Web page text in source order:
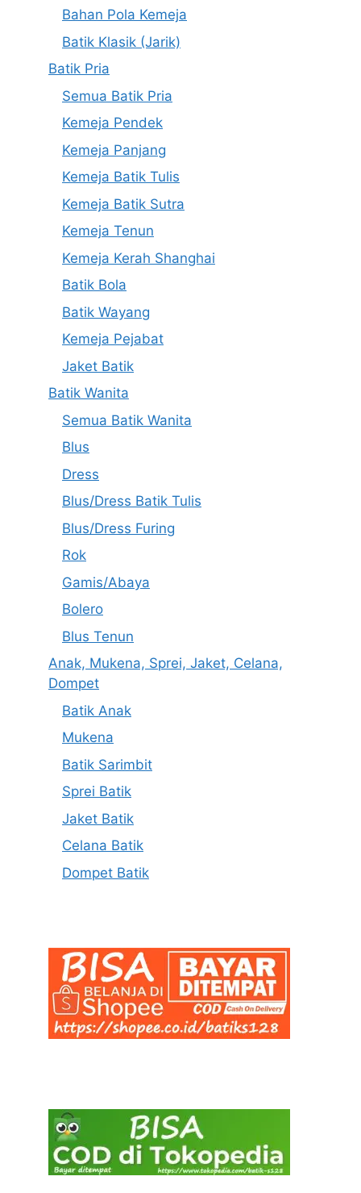
Bahan Pola Kemeja
Batik Klasik (Jarik)
Batik Pria
Semua Batik Pria
Kemeja Pendek
Kemeja Panjang
Kemeja Batik Tulis
Kemeja Batik Sutra
Kemeja Tenun
Kemeja Kerah Shanghai
Batik Bola
Batik Wayang
Kemeja Pejabat
Jaket Batik
Batik Wanita
Semua Batik Wanita
Blus
Dress
Blus/Dress Batik Tulis
Blus/Dress Furing
Rok
Gamis/Abaya
Bolero
Blus Tenun
Anak, Mukena, Sprei, Jaket, Celana,
Dompet
Batik Anak
Mukena
Batik Sarimbit
Sprei Batik
Jaket Batik
Celana Batik
Dompet Batik